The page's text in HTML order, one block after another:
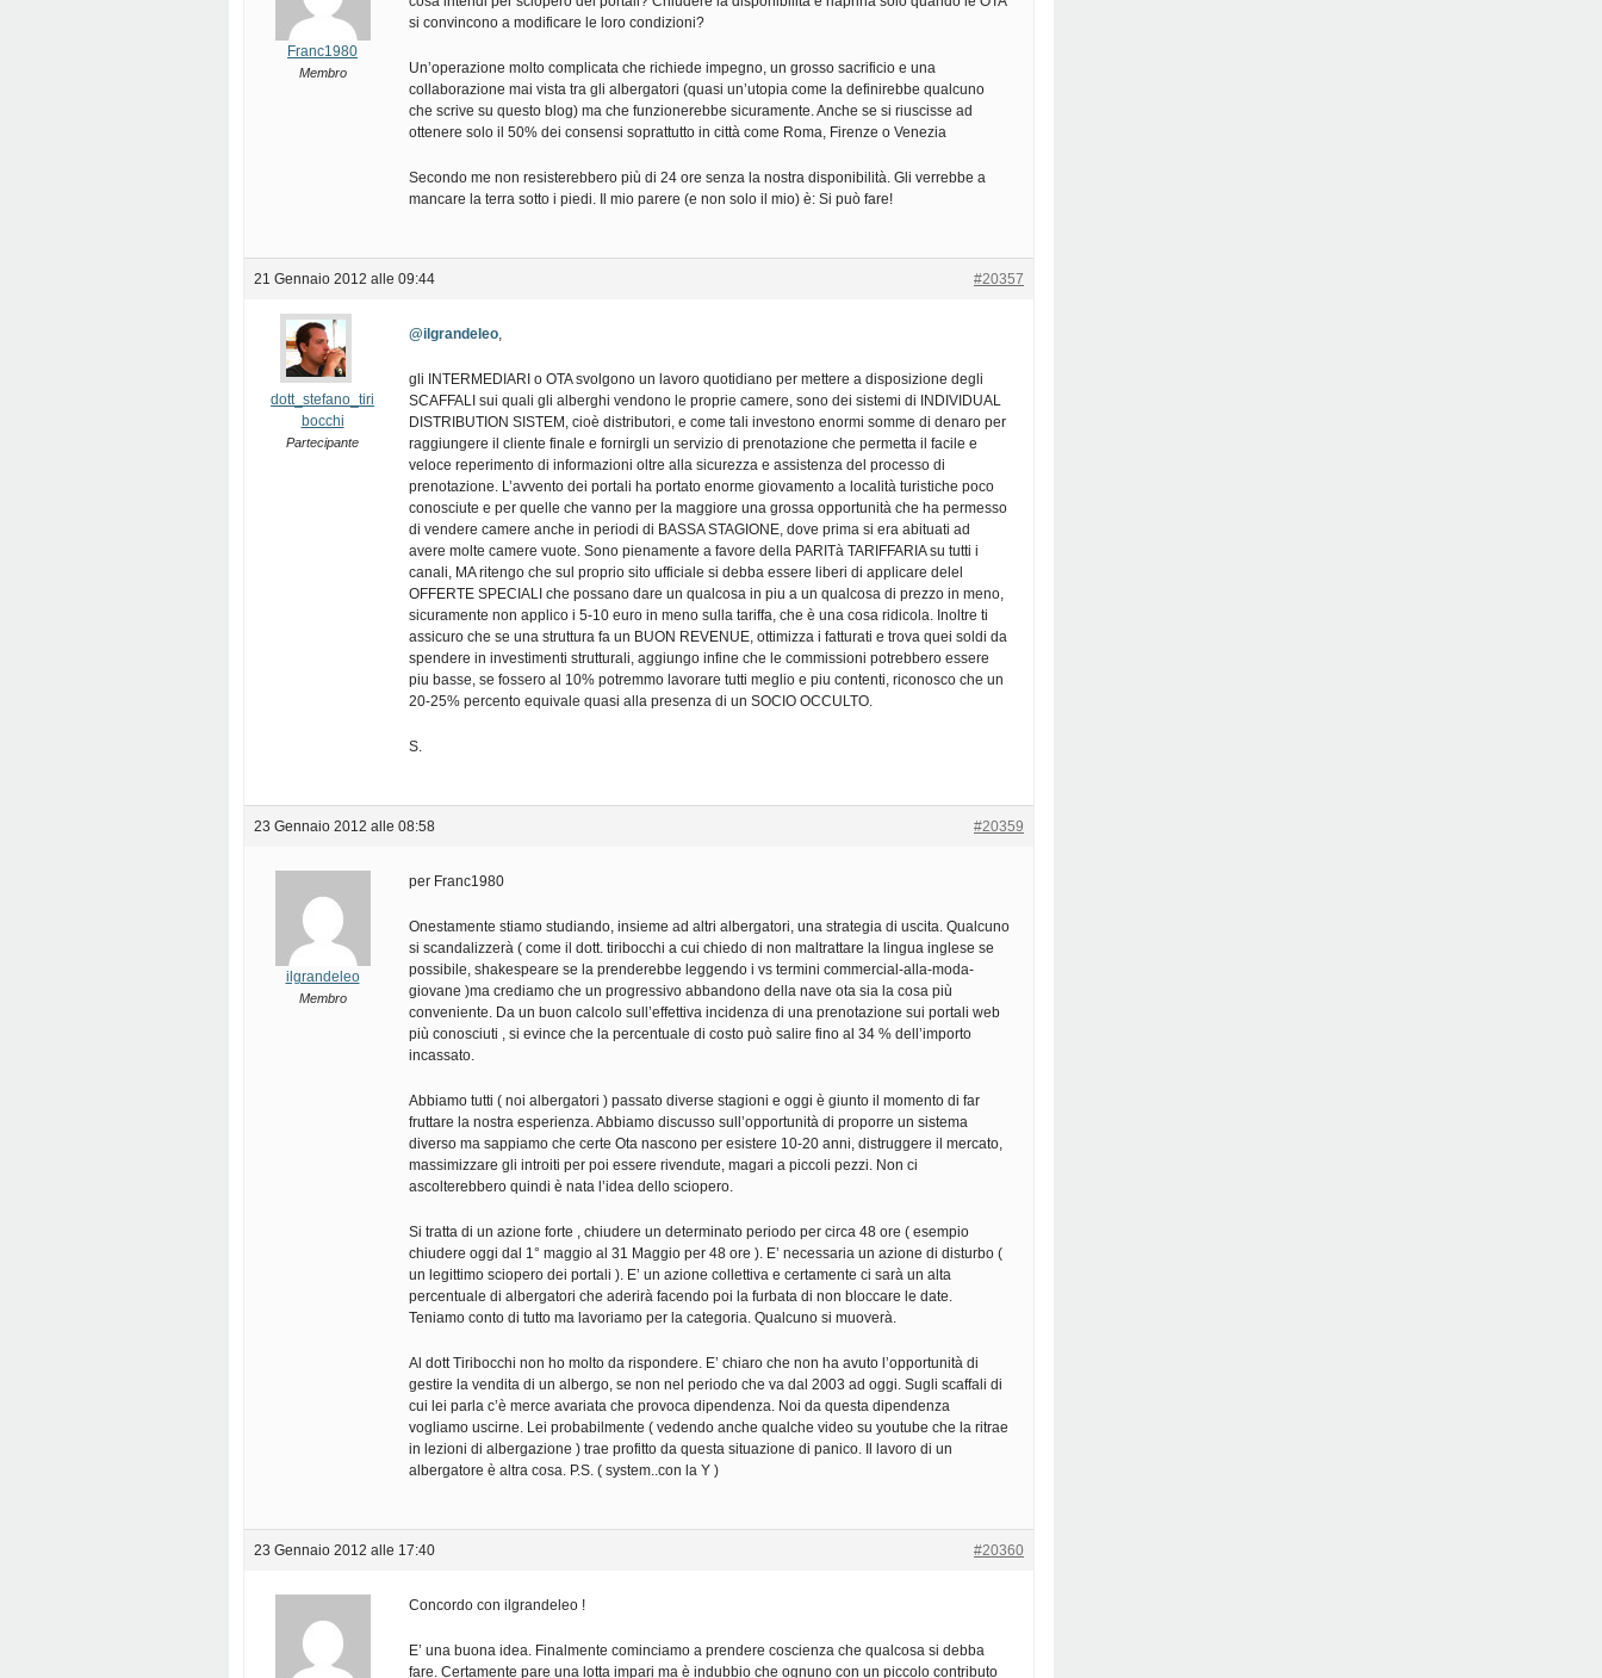
Franc1980
Membro
si convincono a modificare le loro condizioni?
Un’operazione molto complicata che richiede impegno, un grosso sacrificio e una
collaborazione mai vista tra gli albergatori (quasi un’utopia come la definirebbe qualcuno
che scrive su questo blog) ma che funzionerebbe sicuramente. Anche se si riuscisse ad
ottenere solo il 50% dei consensi soprattutto in città come Roma, Firenze o Venezia
Secondo me non resisterebbero più di 24 ore senza la nostra disponibilità. Gli verrebbe a
mancare la terra sotto i piedi. Il mio parere (e non solo il mio) è: Si può fare!
21 Gennaio 2012 alle 09:44 #20357
dott_stefano_tiri
bocchi
Partecipante
@ilgrandeleo,
gli INTERMEDIARI o OTA svolgono un lavoro quotidiano per mettere a disposizione degli
SCAFFALI sui quali gli alberghi vendono le proprie camere, sono dei sistemi di INDIVIDUAL
DISTRIBUTION SISTEM, cioè distributori, e come tali investono enormi somme di denaro per
raggiungere il cliente finale e fornirgli un servizio di prenotazione che permetta il facile e
veloce reperimento di informazioni oltre alla sicurezza e assistenza del processo di
prenotazione. L’avvento dei portali ha portato enorme giovamento a località turistiche poco
conosciute e per quelle che vanno per la maggiore una grossa opportunità che ha permesso
di vendere camere anche in periodi di BASSA STAGIONE, dove prima si era abituati ad
avere molte camere vuote. Sono pienamente a favore della PARITà TARIFFARIA su tutti i
canali, MA ritengo che sul proprio sito ufficiale si debba essere liberi di applicare delel
OFFERTE SPECIALI che possano dare un qualcosa in piu a un qualcosa di prezzo in meno,
sicuramente non applico i 5-10 euro in meno sulla tariffa, che è una cosa ridicola. Inoltre ti
assicuro che se una struttura fa un BUON REVENUE, ottimizza i fatturati e trova quei soldi da
spendere in investimenti strutturali, aggiungo infine che le commissioni potrebbero essere
piu basse, se fossero al 10% potremmo lavorare tutti meglio e piu contenti, riconosco che un
20-25% percento equivale quasi alla presenza di un SOCIO OCCULTO.
S.
23 Gennaio 2012 alle 08:58 #20359
ilgrandeleo
Membro
per Franc1980
Onestamente stiamo studiando, insieme ad altri albergatori, una strategia di uscita. Qualcuno
si scandalizzerà ( come il dott. tiribocchi a cui chiedo di non maltrattare la lingua inglese se
possibile, shakespeare se la prenderebbe leggendo i vs termini commercial-alla-moda-
giovane )ma crediamo che un progressivo abbandono della nave ota sia la cosa più
conveniente. Da un buon calcolo sull’effettiva incidenza di una prenotazione sui portali web
più conosciuti , si evince che la percentuale di costo può salire fino al 34 % dell’importo
incassato.
Abbiamo tutti ( noi albergatori ) passato diverse stagioni e oggi è giunto il momento di far
fruttare la nostra esperienza. Abbiamo discusso sull’opportunità di proporre un sistema
diverso ma sappiamo che certe Ota nascono per esistere 10-20 anni, distruggere il mercato,
massimizzare gli introiti per poi essere rivendute, magari a piccoli pezzi. Non ci
ascolterebbero quindi è nata l’idea dello sciopero.
Si tratta di un azione forte , chiudere un determinato periodo per circa 48 ore ( esempio
chiudere oggi dal 1° maggio al 31 Maggio per 48 ore ). E’ necessaria un azione di disturbo (
un legittimo sciopero dei portali ). E’ un azione collettiva e certamente ci sarà un alta
percentuale di albergatori che aderirà facendo poi la furbata di non bloccare le date.
Teniamo conto di tutto ma lavoriamo per la categoria. Qualcuno si muoverà.
Al dott Tiribocchi non ho molto da rispondere. E’ chiaro che non ha avuto l’opportunità di
gestire la vendita di un albergo, se non nel periodo che va dal 2003 ad oggi. Sugli scaffali di
cui lei parla c’è merce avariata che provoca dipendenza. Noi da questa dipendenza
vogliamo uscirne. Lei probabilmente ( vedendo anche qualche video su youtube che la ritrae
in lezioni di albergazione ) trae profitto da questa situazione di panico. Il lavoro di un
albergatore è altra cosa. P.S. ( system..con la Y )
23 Gennaio 2012 alle 17:40 #20360
Concordo con ilgrandeleo !
E’ una buona idea. Finalmente cominciamo a prendere coscienza che qualcosa si debba
fare. Certamente pare una lotta impari ma è indubbio che ognuno con un piccolo contributo